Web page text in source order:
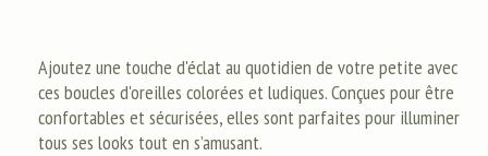
Ajoutez une touche d'éclat au quotidien de votre petite avec
ces boucles d'oreilles colorées et ludiques. Conçues pour être
confortables et sécurisées, elles sont parfaites pour illuminer
tous ses looks tout en s’amusant.